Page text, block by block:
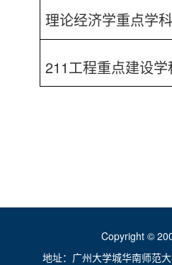
理论经济学重点学科
211 工程重点建设学
Copyright ©
地址：广州大学城华南师